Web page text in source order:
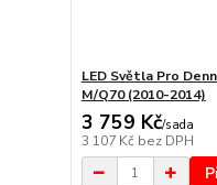
LED Světla Pro
M/Q70 (2010-2014)
3 759 Kč/sada
3 107 Kč bez DPH